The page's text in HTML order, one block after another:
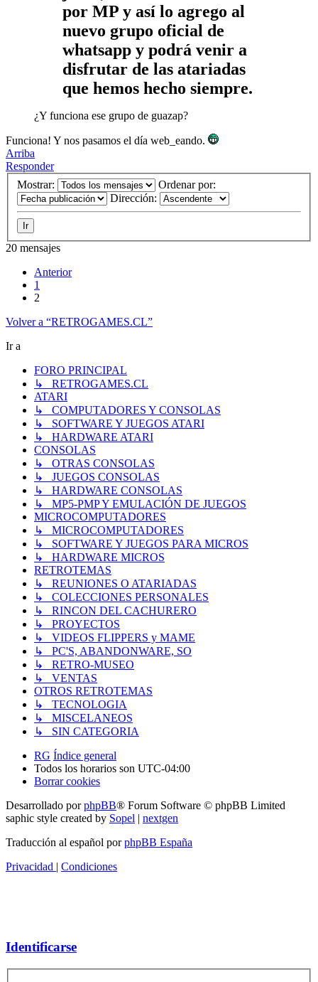
por MP y así lo agrego al
nuevo grupo oficial de
whatsapp y podrá venir a
disfrutar de las atariadas
que hemos hecho siempre.
¿Y funciona ese grupo de guazap?
Funciona! Y nos pasamos el día web_eando.
Arriba
Responder
Mostrar:
Ordenar por:
Dirección:
20 mensajes
Anterior
1
2
Volver a “RETROGAMES.CL”
Ir a
FORO PRINCIPAL
↳ RETROGAMES.CL
ATARI
↳ COMPUTADORES Y CONSOLAS
↳ SOFTWARE Y JUEGOS ATARI
↳ HARDWARE ATARI
CONSOLAS
↳ OTRAS CONSOLAS
↳ JUEGOS CONSOLAS
↳ HARDWARE CONSOLAS
↳ MP5-PMP Y EMULACIÓN DE JUEGOS
MICROCOMPUTADORES
↳ MICROCOMPUTADORES
↳ SOFTWARE Y JUEGOS PARA MICROS
↳ HARDWARE MICROS
RETROTEMAS
↳ REUNIONES O ATARIADAS
↳ COLECCIONES PERSONALES
↳ RINCON DEL CACHURERO
↳ PROYECTOS
↳ VIDEOS FLIPPERS y MAME
↳ PC'S, ABANDONWARE, SO
↳ RETRO-MUSEO
↳ VENTAS
OTROS RETROTEMAS
↳ TECNOLOGIA
↳ MISCELANEOS
↳ SIN CATEGORIA
RG Índice general
Todos los horarios son UTC-04:00
Borrar cookies
Desarrollado porphpBB® Forum Software © phpBB Limited
saphic style created by Sopel | nextgen
Traducción al español porphpBB España
Privacidad | Condiciones
Identificarse